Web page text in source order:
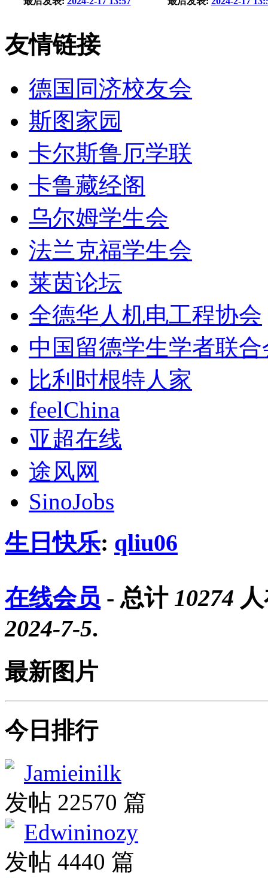
友情链接
德国同济校友会
斯图家园
卡尔斯鲁厄学联
卡鲁藏经阁
乌尔姆学生会
法兰克福学生会
莱茵论坛
全德华人机电工程协会
中国留德学生学者联合
比利时根特人家
feelChina
亚超在线
途风网
SinoJobs
生日快乐: qliu06
在线会员 - 总计 10274
2024-7-5.
最新图片
今日排行
Jamieinilk
发帖 22570 篇
Edwininozy
发帖 4440 篇